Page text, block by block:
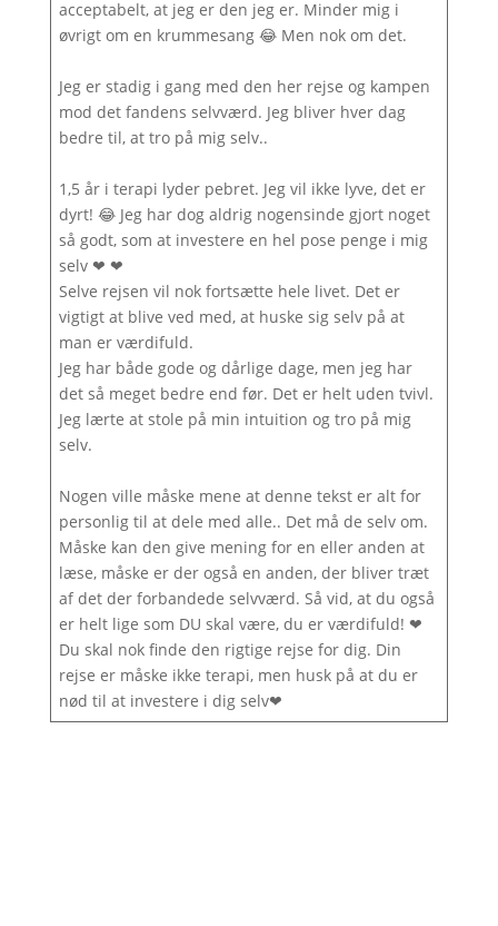
acceptabelt, at jeg er den jeg er. Minder mig i
øvrigt om en krummesang 😂 Men nok om det.
Jeg er stadig i gang med den her rejse og kampen
mod det fandens selvværd. Jeg bliver hver dag
bedre til, at tro på mig selv..
1,5 år i terapi lyder pebret. Jeg vil ikke lyve, det er
dyrt! 😂 Jeg har dog aldrig nogensinde gjort noget
så godt, som at investere en hel pose penge i mig
selv ❤ ❤
Selve rejsen vil nok fortsætte hele livet. Det er
vigtigt at blive ved med, at huske sig selv på at
man er værdifuld.
Jeg har både gode og dårlige dage, men jeg har
det så meget bedre end før. Det er helt uden tvivl.
Jeg lærte at stole på min intuition og tro på mig
selv.
Nogen ville måske mene at denne tekst er alt for
personlig til at dele med alle.. Det må de selv om.
Måske kan den give mening for en eller anden at
læse, måske er der også en anden, der bliver træt
af det der forbandede selvværd. Så vid, at du også
er helt lige som DU skal være, du er værdifuld! ❤
Du skal nok finde den rigtige rejse for dig. Din
rejse er måske ikke terapi, men husk på at du er
nød til at investere i dig selv❤